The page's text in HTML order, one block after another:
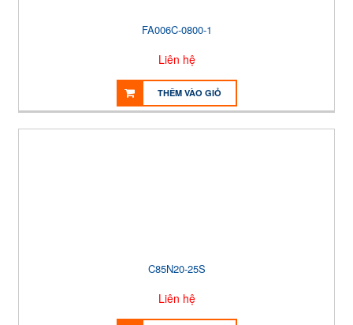
FA006C-0800-1
Liên hệ
THÊM VÀO GIỎ
C85N20-25S
Liên hệ